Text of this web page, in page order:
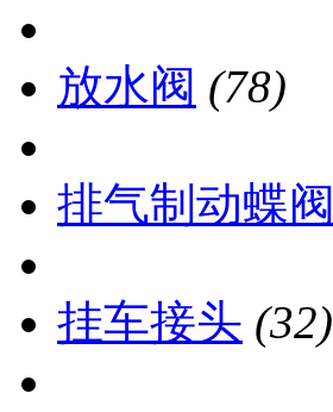
放水阀 (78)
排气制动蝶阀
挂车接头 (32)